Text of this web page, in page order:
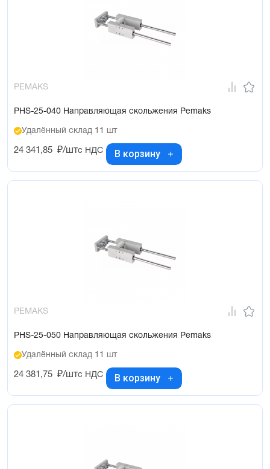
PEMAKS
PHS-25-040 Направляющая скольжения Pemaks
Удалённый склад 11 шт
24 341,85 ₽/штс НДС В корзину
PEMAKS
PHS-25-050 Направляющая скольжения Pemaks
Удалённый склад 11 шт
24 381,75 ₽/штс НДС В корзину